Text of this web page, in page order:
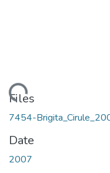
Loading...
Files
7454-
Date
2007